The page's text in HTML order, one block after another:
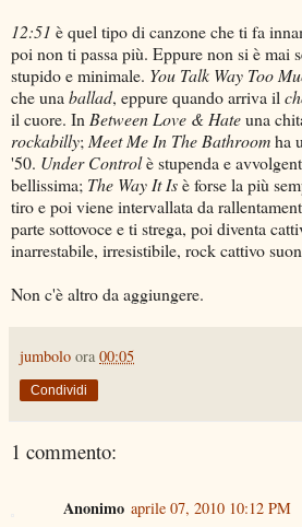
12:51 è quel tipo di canzone che ti fa
poi non ti passa più. Eppure non si è mai
stupido e minimale. You Talk Way Too
che una ballad, eppure quando arriva il
il cuore. In Between Love & Hateuna
rockabilly; Meet Me In The Bathroomha
'50. Under Controlè stupenda e
bellissima; The Way It Isè forse la più
tiro e poi viene intervallata da
parte sottovoce e ti strega, poi diventa
inarrestabile, irresistibile, rock cattivo
Non c'è altro da aggiungere.
jumbolo ora 00:05
Condividi
1 commento:
Anonimo aprile 07, 2010 10:12 PM